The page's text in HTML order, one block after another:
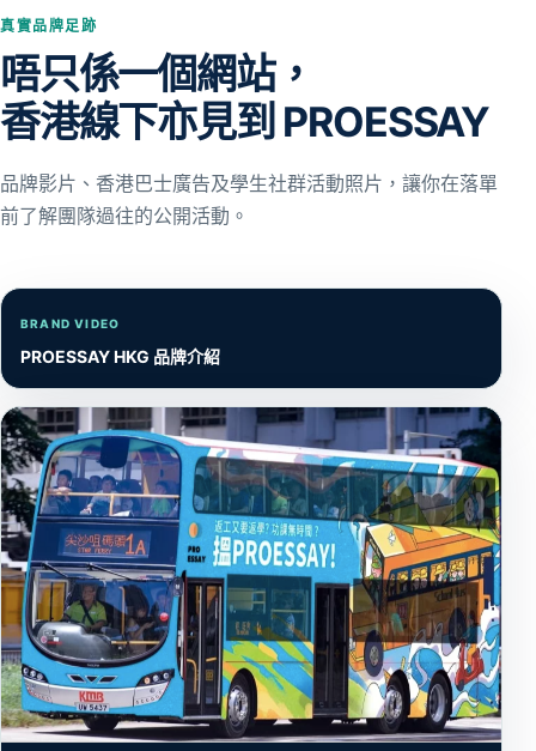
真實品牌足跡
唔只係一個網站，
香港線下亦見到 PROESSAY
品牌影片、香港巴士廣告及學生社群活動照片，讓你在落單
前了解團隊過往的公開活動。
BRAND VIDEO
PROESSAY HKG 品牌介紹